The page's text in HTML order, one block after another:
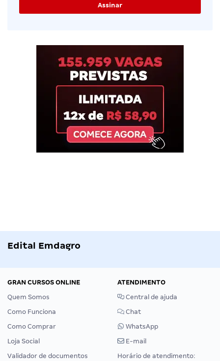
Edital Emdagro
GRAN CURSOS ONLINE
Quem Somos
Como Funciona
Como Comprar
Loja Social
Validador de documentos
ATENDIMENTO
Central de ajuda
Chat
WhatsApp
E-mail
Horário de atendimento: